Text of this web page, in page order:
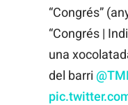
“Congrés”
“Congrés |
una
del barri